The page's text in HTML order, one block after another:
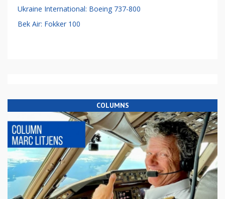
Ukraine International: Boeing 737-800
Bek Air: Fokker 100
COLUMNS